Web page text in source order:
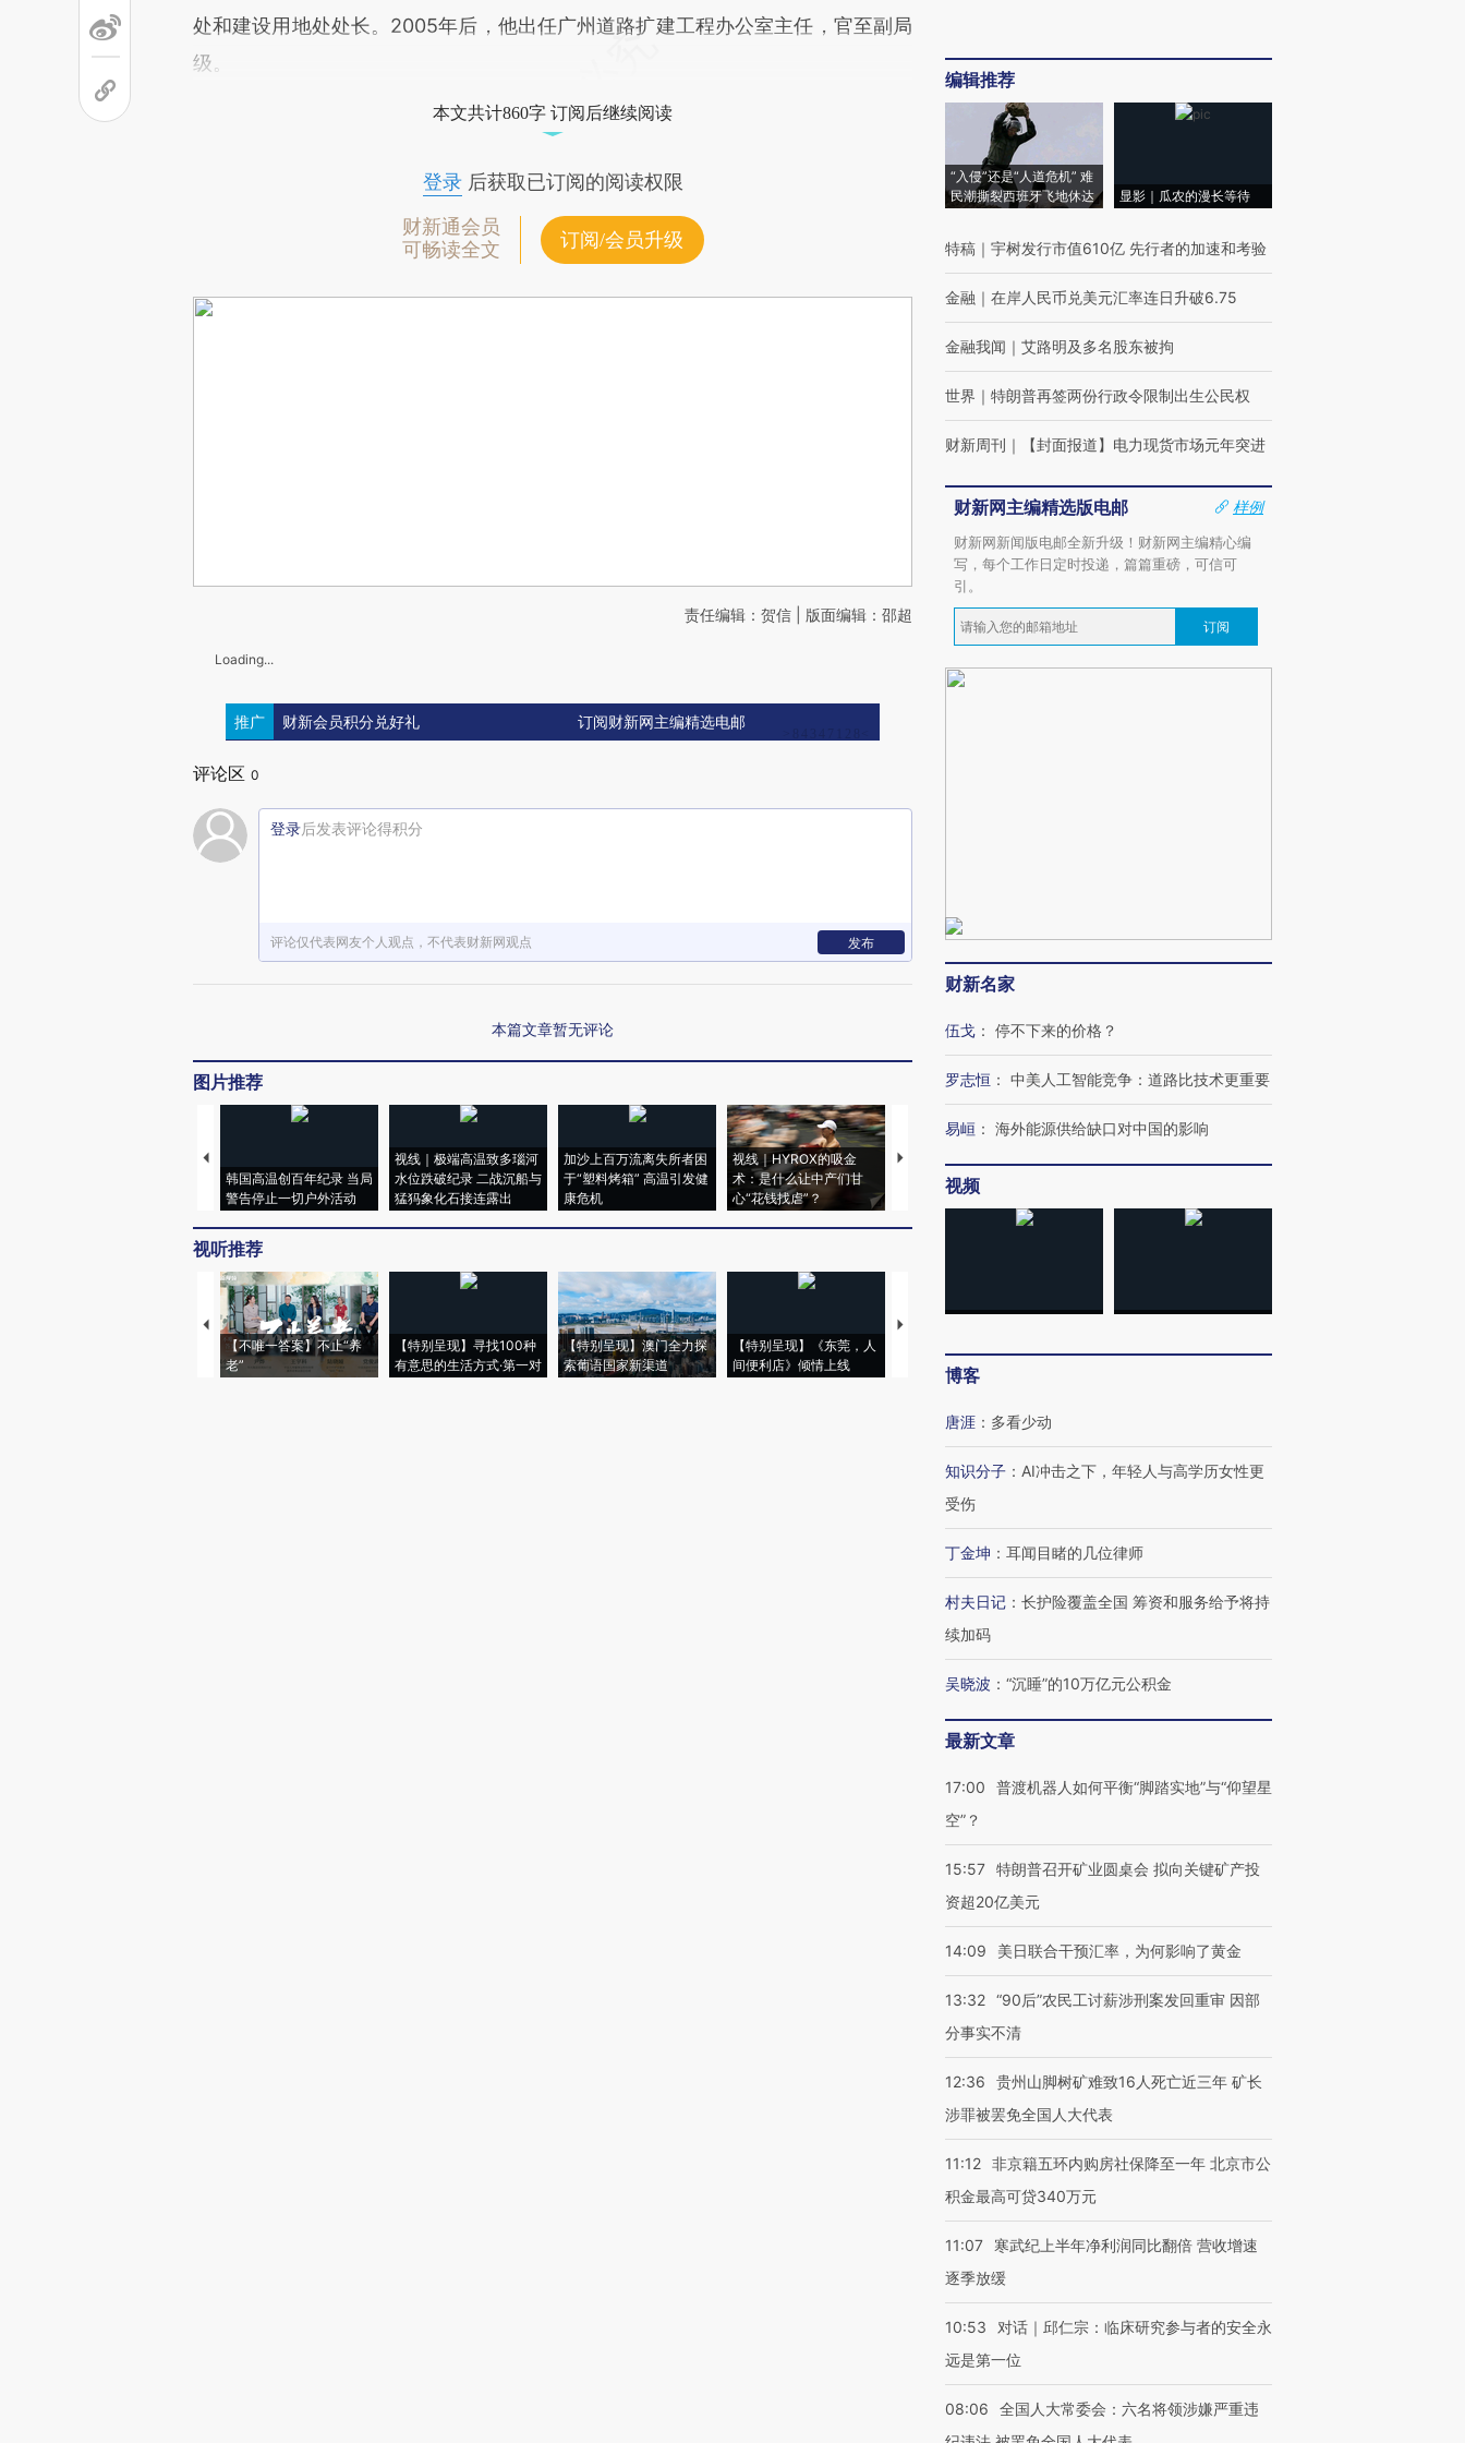
处和建设用地处处长。2005年后，他出任广州道路扩建工程办公室主任，官至副局
级。
本文共计860字 订阅后继续阅读
登录后获取已订阅的阅读权限
财新通会员
可畅读全文
订阅/会员升级
责任编辑：贺信 | 版面编辑：邵超
Loading...
推广 财新会员积分兑好礼 订阅财新网主编精选电邮
评论区 0
登录后发表评论得积分
评论仅代表网友个人观点，不代表财新网观点 发布
本篇文章暂无评论
图片推荐
韩国高温创百年纪录 当局
警告停止一切户外活动
视线｜极端高温致多瑙河
水位跌破纪录 二战沉船与
猛犸象化石接连露出
加沙上百万流离失所者困
于“塑料烤箱” 高温引发健
康危机
视线｜HYROX的吸金
术：是什么让中产们甘
心“花钱找虐”？
马航飞行员跨国走私7万
粒摇头丸 尿检体内含3种
视听推荐
【不唯一答案】不止“养
老”
【特别呈现】寻找100种
有意思的生活方式·第一对
【特别呈现】澳门全力探
索葡语国家新渠道
【特别呈现】《东莞，人
间便利店》倾情上线
【推广】走进第四届链博
编辑推荐
“入侵”还是“人道危机” 难
民潮撕裂西班牙飞地休达
显影｜瓜农的漫长等待
特稿 ｜ 宇树发行市值610亿 先行者的加速和考验
金融 ｜ 在岸人民币兑美元汇率连日升破6.75
金融我闻 ｜ 艾路明及多名股东被拘
世界 ｜ 特朗普再签两份行政令限制出生公民权
财新周刊 ｜ 【封面报道】电力现货市场元年突进
财新网主编精选版电邮
样例
财新网新闻版电邮全新升级！财新网主编精心编
写，每个工作日定时投递，篇篇重磅，可信可
引。
订阅
财新名家
伍戈 ： 停不下来的价格？
罗志恒 ： 中美人工智能竞争：道路比技术更重要
易峘 ： 海外能源供给缺口对中国的影响
视频
博客
唐涯 ： 多看少动
知识分子 ： AI冲击之下，年轻人与高学历女性更
受伤
丁金坤 ： 耳闻目睹的几位律师
村夫日记 ： 长护险覆盖全国 筹资和服务给予将持
续加码
吴晓波 ： “沉睡”的10万亿元公积金
最新文章
17:00
普渡机器人如何平衡“脚踏实地”与“仰望星
空”？
15:57 特朗普召开矿业圆桌会 拟向关键矿产投
资超20亿美元
14:09 美日联合干预汇率，为何影响了黄金
13:32 “90后”农民工讨薪涉刑案发回重审 因部
分事实不清
12:36
贵州山脚树矿难致16人死亡近三年 矿长
涉罪被罢免全国人大代表
11:12 非京籍五环内购房社保降至一年 北京市公
积金最高可贷340万元
11:07
寒武纪上半年净利润同比翻倍 营收增速
逐季放缓
10:53
对话｜邱仁宗：临床研究参与者的安全永
远是第一位
08:06
全国人大常委会：六名将领涉嫌严重违